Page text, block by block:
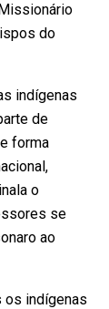
do
indígenas
de
forma
o
se
ao
os indígenas